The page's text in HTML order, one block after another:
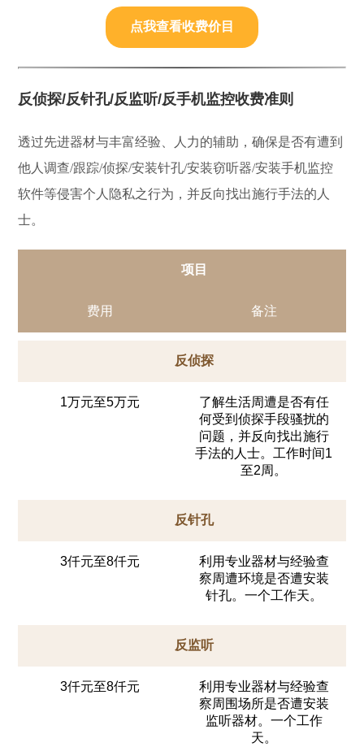
点我查看收费价目
反侦探/反针孔/反监听/反手机监控收费准则
透过先进器材与丰富经验、人力的辅助，确保是否有遭到
他人调查/跟踪/侦探/安装针孔/安装窃听器/安装手机监控
软件等侵害个人隐私之行为，并反向找出施行手法的人
士。
项目
费用 备注
反侦探
1万元至5万元
了解生活周遭是否有任
何受到侦探手段骚扰的
问题，并反向找出施行
手法的人士。工作时间1
至2周。
反针孔
3仟元至8仟元
利用专业器材与经验查
察周遭环境是否遭安装
针孔。一个工作天。
反监听
3仟元至8仟元
利用专业器材与经验查
察周围场所是否遭安装
监听器材。一个工作
天。